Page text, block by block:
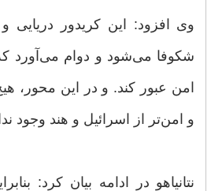
وی افزود: این کریدور دریایی
شکوفا می‌شود و دوام می‌آورد
امن عبور کند. و در این محور،
و امن‌تر از اسرائیل و هند وجود
نتانیاهو در ادامه بیان کرد: